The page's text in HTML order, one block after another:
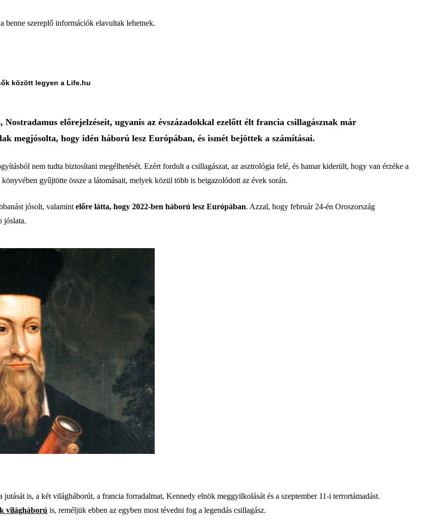
szereplő információk elavultak lehetnek.
között legyen a Life.hu
Nostradamus előrejelzéseit, ugyanis az évszázadokkal ezelőtt élt francia csillagásznak már
megjósolta, hogy idén háború lesz Európában, és ismét bejöttek a számításai.
nem tudta biztosítani megélhetését. Ezért fordult a csillagászat, az asztrológia felé, és hamar kiderült, hogy van érzéke a
gyűjtötte össze a látomásait, melyek közül több is beigazolódott az évek során.
jósolt, valamint előre látta, hogy 2022-ben háború lesz Európában. Azzal, hogy február 24-én Oroszország
jóslata.
is, a két világháborút, a francia forradalmat, Kennedy elnök meggyilkolását és a szeptember 11-i terrortámadást.
világháború is, reméljük ebben az egyben most tévedni fog a legendás csillagász.